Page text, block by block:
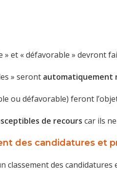
et « défavorable » devront
» seront automatiquement
ou défavorable) feront
de recours car ils
des candidatures et
classement des